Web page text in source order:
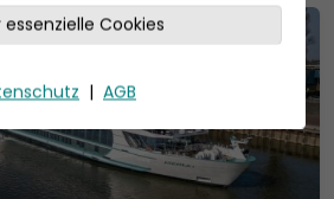
essenzielle Cookies
| AGB